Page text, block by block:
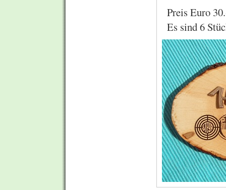
Preis Euro
Es sind 6